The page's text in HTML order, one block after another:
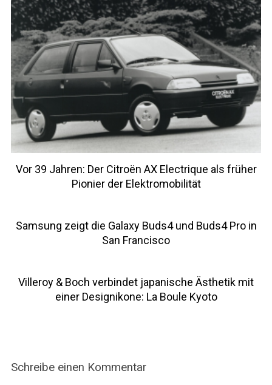
Vor 39 Jahren: Der Citroën AX Electrique als früher
Pionier der Elektromobilität
Samsung zeigt die Galaxy Buds4 und Buds4 Pro in
San Francisco
Villeroy & Boch verbindet japanische Ästhetik mit
einer Designikone: La Boule Kyoto
Schreibe einen Kommentar